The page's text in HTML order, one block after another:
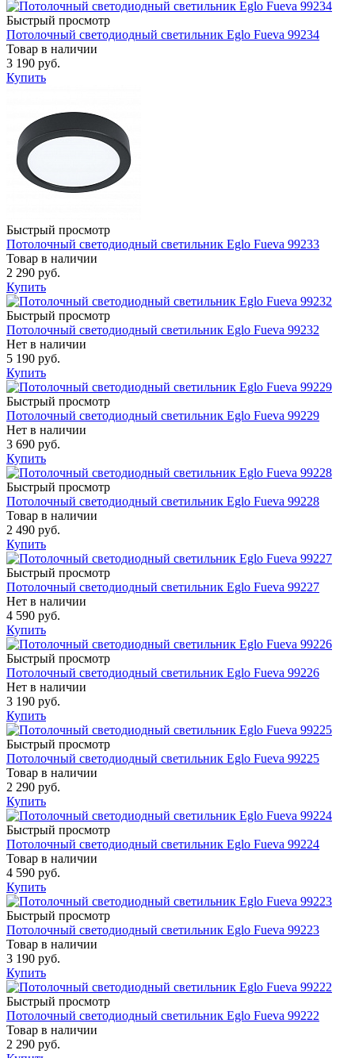
Быстрый просмотр
Потолочный светодиодный светильник Eglo Fueva 99234
Товар в наличии
3 190 руб.
Купить
Быстрый просмотр
Потолочный светодиодный светильник Eglo Fueva 99233
Товар в наличии
2 290 руб.
Купить
Быстрый просмотр
Потолочный светодиодный светильник Eglo Fueva 99232
Нет в наличии
5 190 руб.
Купить
Быстрый просмотр
Потолочный светодиодный светильник Eglo Fueva 99229
Нет в наличии
3 690 руб.
Купить
Быстрый просмотр
Потолочный светодиодный светильник Eglo Fueva 99228
Товар в наличии
2 490 руб.
Купить
Быстрый просмотр
Потолочный светодиодный светильник Eglo Fueva 99227
Нет в наличии
4 590 руб.
Купить
Быстрый просмотр
Потолочный светодиодный светильник Eglo Fueva 99226
Нет в наличии
3 190 руб.
Купить
Быстрый просмотр
Потолочный светодиодный светильник Eglo Fueva 99225
Товар в наличии
2 290 руб.
Купить
Быстрый просмотр
Потолочный светодиодный светильник Eglo Fueva 99224
Товар в наличии
4 590 руб.
Купить
Быстрый просмотр
Потолочный светодиодный светильник Eglo Fueva 99223
Товар в наличии
3 190 руб.
Купить
Быстрый просмотр
Потолочный светодиодный светильник Eglo Fueva 99222
Товар в наличии
2 290 руб.